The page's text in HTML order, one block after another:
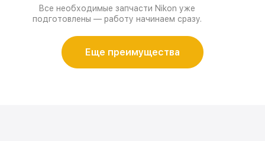
Все необходимые запчасти Nikon уже
подготовлены — работу начинаем сразу.
Еще преимущества